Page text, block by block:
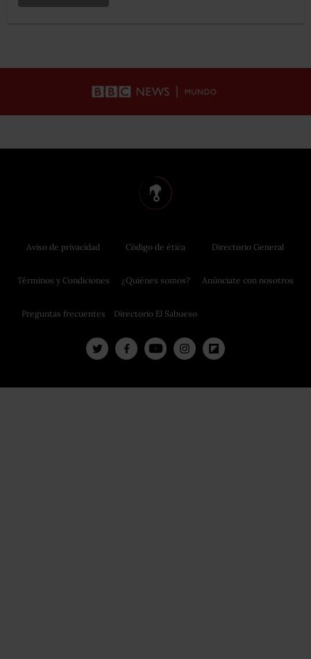
Aviso de privacidad
Términos y Condiciones
Preguntas frecuentes
Código de ética
¿Quiénes somos?
Directorio El Sabueso
Directorio General
Anúnciate con nosotros